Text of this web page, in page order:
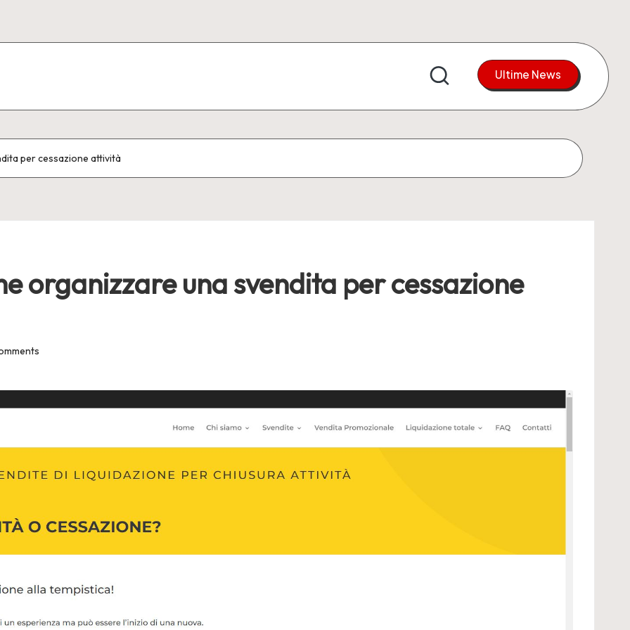
Ultime News
per cessazione attività
organizzare una svendita per cessazione